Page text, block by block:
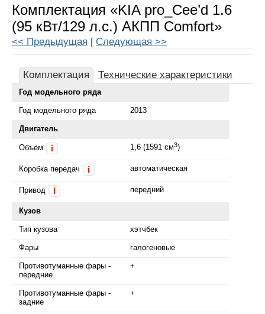
Комплектация «KIA pro_Cee’d 1.6
(95 кВт/129 л.с.) АКПП Comfort»
<< Предыдущая Следующая >>
Комплектация Технические характеристики
Год модельного ряда
Год модельного ряда 2013
Двигатель
Объём 1,6 (1591 см3)
Коробка передач автоматическая
Привод передний
Кузов
Тип кузова хэтчбек
Фары галогеновые
Противотуманные фары -
передние
+
Противотуманные фары -
задние
+